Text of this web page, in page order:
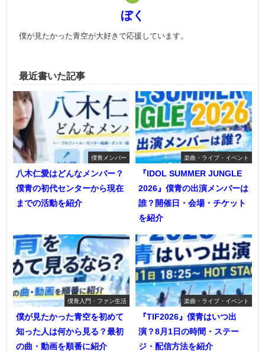
ぼく
僕が見たかった青空が大好きで応援しています。
最近書いた記事
僕青メンバー
八木仁愛はどんなメンバー？
僕青の初代センターから現在
までの活動を紹介
楽曲・ライブ・イベント
『IDOL SUMMER JUNGLE
2026』僕青の出演メンバーは
誰？開催日・会場・チケット
を紹介
僕青入門・ファン生活
僕が見たかった青空を初めて
知った人は何から見る？最初
の曲・動画を順番に紹介
楽曲・ライブ・イベント
『TIF2026』僕青はいつ出
演？8月1日の時間・ステー
ジ・配信方法を紹介